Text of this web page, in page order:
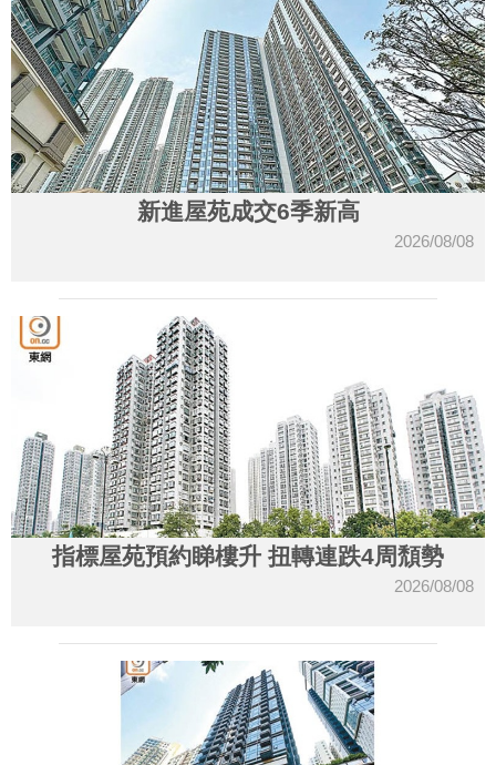
新進屋苑成交6季新高
2026/08/08
指標屋苑預約睇樓升 扭轉連跌4周頹勢
2026/08/08